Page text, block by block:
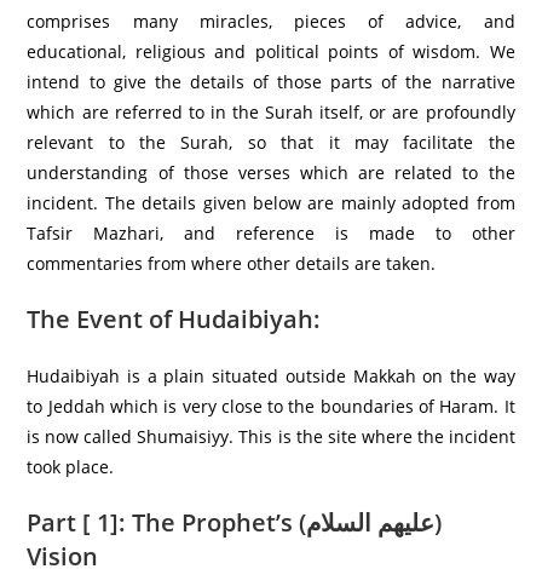
comprises many miracles, pieces of advice, and
educational, religious and political points of wisdom. We
intend to give the details of those parts of the narrative
which are referred to in the Surah itself, or are profoundly
relevant to the Surah, so that it may facilitate the
understanding of those verses which are related to the
incident. The details given below are mainly adopted from
Tafsir Mazhari, and reference is made to other
commentaries from where other details are taken.
The Event of Hudaibiyah:
Hudaibiyah is a plain situated outside Makkah on the way
to Jeddah which is very close to the boundaries of Haram. It
is now called Shumaisiyy. This is the site where the incident
took place.
Part [ 1]: The Prophet’s (عليهم السلام)
Vision